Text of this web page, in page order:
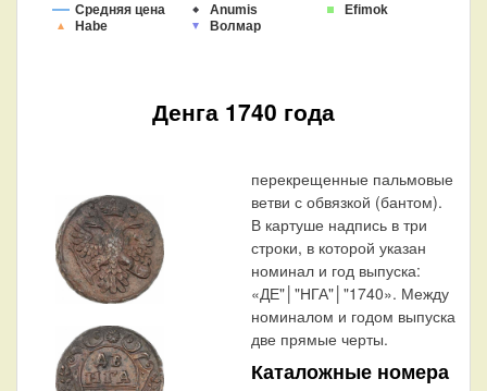
Средняя цена Anumis
Efimok
Habe
Волмар
Денга 1740 года
перекрещенные пальмовые
ветви с обвязкой (бантом).
В картуше надпись в три
строки, в которой указан
номинал и год выпуска:
«ДЕ"│"НГА"│"1740». Между
номиналом и годом выпуска
две прямые черты.
Каталожные номера